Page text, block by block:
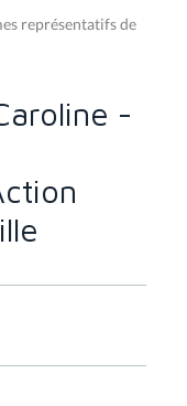
représentatifs de
-